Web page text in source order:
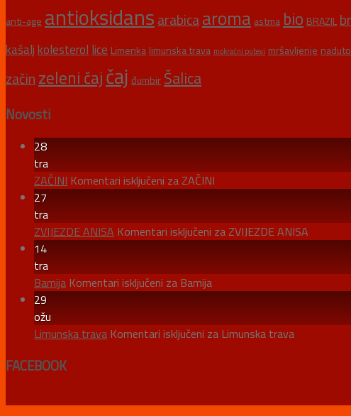
anti-age antioksidans arabicaaroma astma bio BRAZIL
kašaljkolesterol lice Limenka limunska trava mokraćni putevi mršavljenje
začin zeleni čajčaj đumbir Šalica
Novosti
28
tra
ZAČINI Komentari isključeni za ZAČINI
27
tra
ZVIJEZDE ANISA Komentari isključeni za ZVIJEZDE ANISA
14
tra
Bamija Komentari isključeni za Bamija
29
ožu
Limunska trava Komentari isključeni za Limunska trava
FACEBOOK